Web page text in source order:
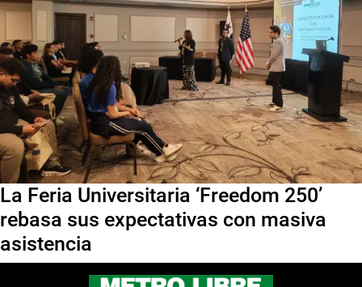
La Feria Universitaria ‘Freedom 250’
rebasa sus expectativas con masiva
asistencia